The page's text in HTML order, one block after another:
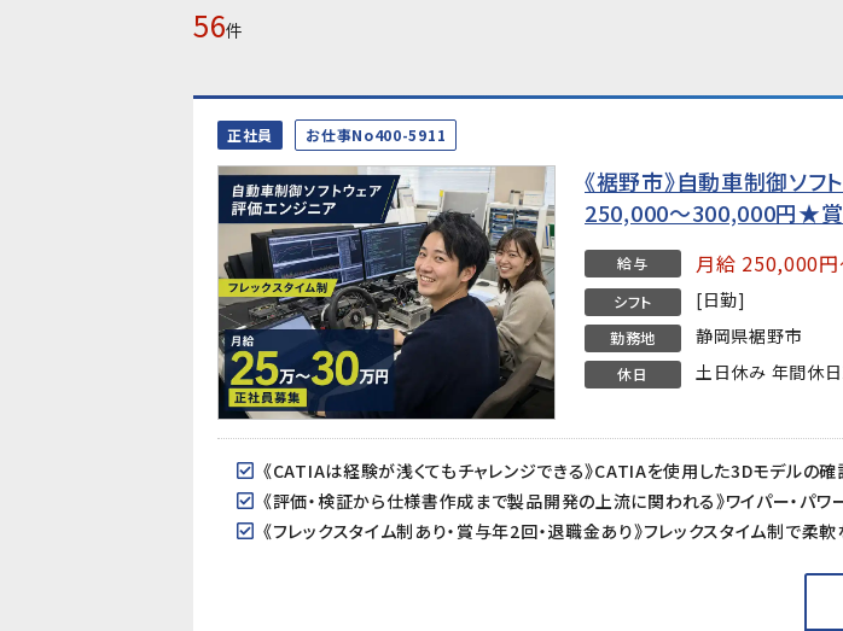
56件
正社員 お仕事No400-5911
《裾野市》自動車制御ソ
250,000〜300,000円★賞
給与 月給 250,000
シフト [日勤]
勤務地 静岡県裾野市
休日 土日休み 年間休